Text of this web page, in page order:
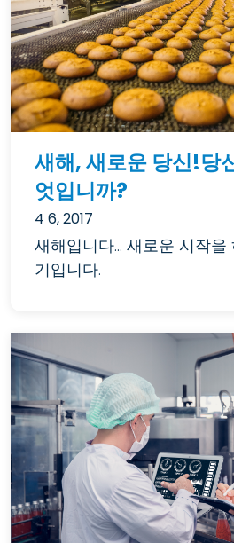
새해, 새로운 당신!당
엇입니까?
4 6, 2017
새해입니다... 새로운 시작
기입니다.